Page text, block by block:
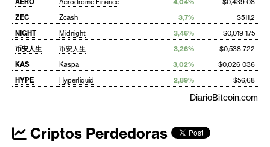
ZEC
Zcash 3,7%
$511,2
NIGHT
Midnight 3,46%
$0,019 175
币安人生
币安人生 3,26%
$0,538 722
KAS
Kaspa 3,02%
$0,026 036
HYPE
Hyperliquid 2,89% $56,68
DiarioBitcoin.com
Criptos Perdedoras